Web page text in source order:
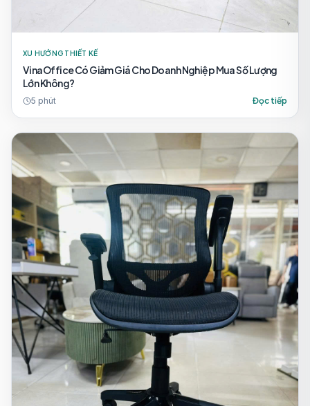
XU HƯỚNG THIẾT KẾ
VinaOffice Có Giảm Giá Cho Doanh Nghiệp Mua Số Lượng
Lớn Không?
5 phút Đọc tiếp